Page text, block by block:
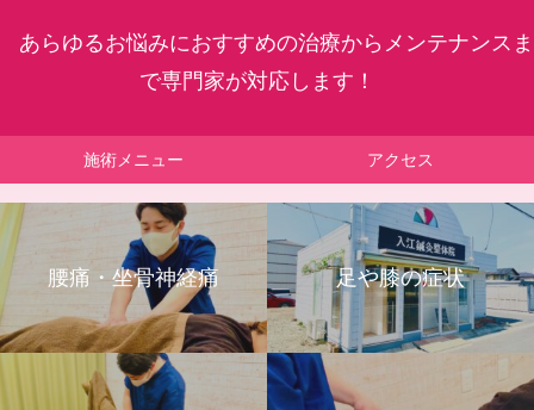
あらゆるお悩みにおすすめの治療からメンテナンスま
で専門家が対応します！
施術メニュー アクセス
腰痛・坐骨神経痛 足や膝の症状